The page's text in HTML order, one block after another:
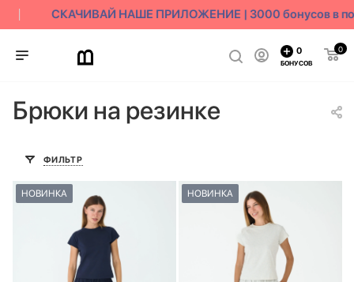
СКАЧИВАЙ НАШЕ ПРИЛОЖЕНИЕ | 3000 бонусов в
0
0
БОНУСОВ
Брюки на резинке
ФИЛЬТР
НОВИНКА НОВИНКА